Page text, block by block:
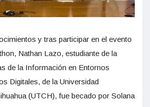
y tras participar en el evento
Nathan Lazo, estudiante de la
de la Información en Entornos
Digitales, de la Universidad
(UTCH), fue becado por Solana